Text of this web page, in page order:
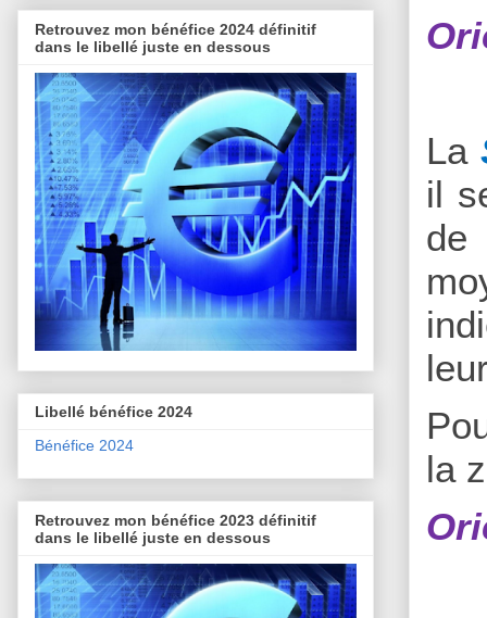
La
il
de
la
Retrouvez mon bénéfice 2024 définitif
dans le libellé juste en dessous
Libellé bénéfice 2024
Bénéfice 2024
Retrouvez mon bénéfice 2023 définitif
dans le libellé juste en dessous